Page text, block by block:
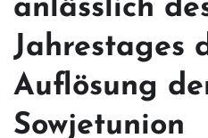
anlässlich
Jahrestages
Auflösung
Sowjetunion